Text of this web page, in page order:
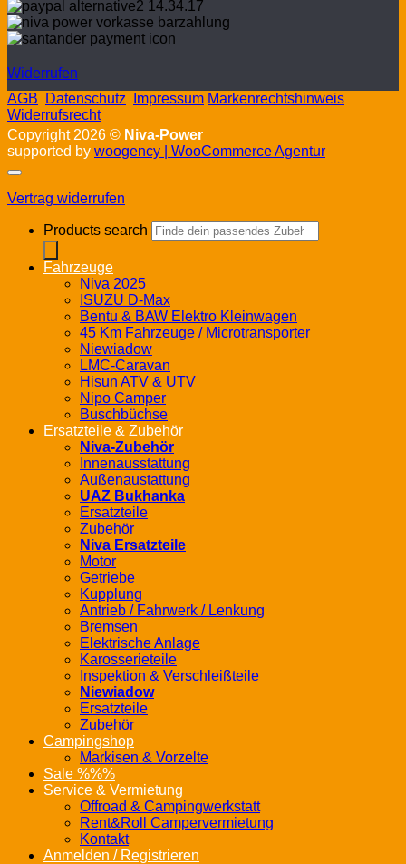
Widerrufen
AGB
Datenschutz Impressum Markenrechtshinweis
Widerrufsrecht
Copyright 2026 © Niva-Power
supported by woogency | WooCommerce Agentur
Vertrag widerrufen
Products search
Fahrzeuge
Niva 2025
ISUZU D-Max
Bentu & BAW Elektro Kleinwagen
45 Km Fahrzeuge / Microtransporter
Niewiadow
LMC-Caravan
Hisun ATV & UTV
Nipo Camper
Buschbüchse
Ersatzteile & Zubehör
Niva-Zubehör
Innenausstattung
Außenaustattung
UAZ Bukhanka
Ersatzteile
Zubehör
Niva Ersatzteile
Motor
Getriebe
Kupplung
Antrieb / Fahrwerk / Lenkung
Bremsen
Elektrische Anlage
Karosserieteile
Inspektion & Verschleißteile
Niewiadow
Ersatzteile
Zubehör
Campingshop
Markisen & Vorzelte
Sale %%%
Service & Vermietung
Offroad & Campingwerkstatt
Rent&Roll Campervermietung
Kontakt
Anmelden / Registrieren